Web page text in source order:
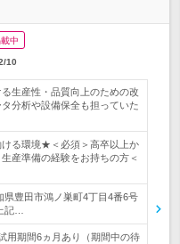
中
10
生産性・品質向上のための改
分析や設備保全も担っていた
る環境★＜必須＞高卒以上か
産準備の経験をお持ちの方＜
豊田市鴻ノ巣町4丁目4番6号
記…
用期間6ヵ月あり（期間中の待